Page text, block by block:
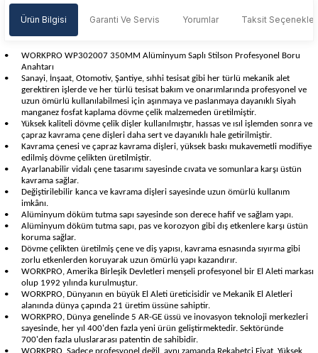
Ürün Bilgisi Garanti Ve Servis Yorumlar Taksit
•
WORKPRO WP302007 350MM Alüminyum Saplı Stilson Profesyonel Boru
Anahtarı
•
Sanayi, İnşaat, Otomotiv, Şantiye, sıhhi tesisat gibi her türlü mekanik alet
gerektiren işlerde ve her türlü tesisat bakım ve onarımlarında profesyonel ve
uzun ömürlü kullanılabilmesi için aşınmaya ve paslanmaya dayanıklı Siyah
manganez fosfat kaplama dövme çelik malzemeden üretilmiştir.
•
Yüksek kaliteli dövme çelik dişler kullanılmıştır, hassas ve ısıl işlemden sonra ve
çapraz kavrama çene dişleri daha sert ve dayanıklı hale getirilmiştir.
•
Kavrama çenesi ve çapraz kavrama dişleri, yüksek baskı mukavemetli modifiye
edilmiş dövme çelikten üretilmiştir.
•
Ayarlanabilir vidalı çene tasarımı sayesinde cıvata ve somunlara karşı üstün
kavrama sağlar.
•
Değiştirilebilir kanca ve kavrama dişleri sayesinde uzun ömürlü kullanım
imkânı.
•
Alüminyum döküm tutma sapı sayesinde son derece hafif ve sağlam yapı.
•
Alüminyum döküm tutma sapı, pas ve korozyon gibi dış etkenlere karşı üstün
koruma sağlar.
•
Dövme çelikten üretilmiş çene ve diş yapısı, kavrama esnasında sıyırma gibi
zorlu etkenlerden koruyarak uzun ömürlü yapı kazandırır.
•
WORKPRO, Amerika Birleşik Devletleri menşeli profesyonel bir El Aleti markası
olup 1992 yılında kurulmuştur.
•
WORKPRO, Dünyanın en büyük El Aleti üreticisidir ve Mekanik El Aletleri
alanında dünya çapında 21 üretim üssüne sahiptir.
•
WORKPRO, Dünya genelinde 5 AR-GE üssü ve inovasyon teknoloji merkezleri
sayesinde, her yıl 400'den fazla yeni ürün geliştirmektedir. Sektöründe
700'den fazla uluslararası patentin de sahibidir.